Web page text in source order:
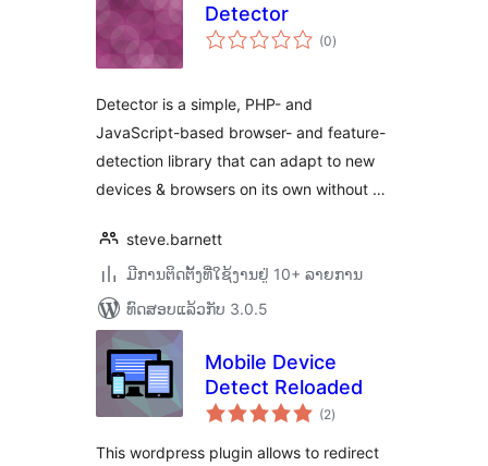
Detector
(0ຄະແນນ
ທັງໝົດ
)
Detector is a simple, PHP- and
JavaScript-based browser- and feature-
detection library that can adapt to new
devices & browsers on its own without …
steve.barnett
ມີການຕິດຕັ້ງທີ່ໃຊ້ງານຢູ່ 10+ ລາຍການ
ທົດສອບແລ້ວກັບ 3.0.5
Mobile Device
Detect Reloaded
(2ຄະແນນ
ທັງໝົດ
)
This wordpress plugin allows to redirect